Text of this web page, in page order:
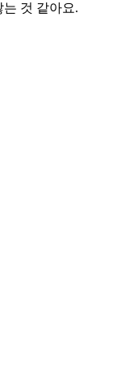
것 같아요.